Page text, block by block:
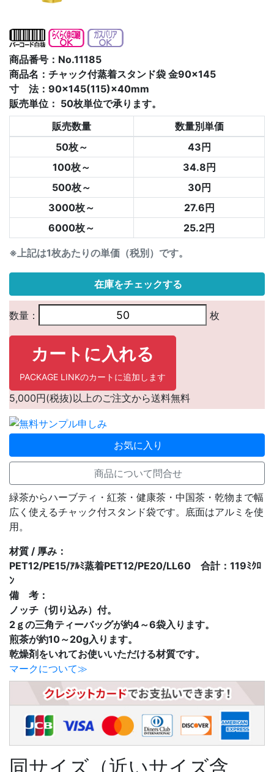
商品番号：No.11185
商品名：チャック付蒸着スタンド袋 金90×145
寸 法：90×145(115)×40mm
販売単位： 50枚単位で承ります。
※上記は1枚あたりの単価（税別）です。
販売数量
数量別単価
50枚～
43円
100枚～
34.8円
500枚～
30円
3000枚～
27.6円
6000枚～
25.2円
在庫をチェックする
数量： 枚
カートに入れる
PACKAGE LINKのカートに追加します
5,000円(税抜)以上のご注文から送料無料
お気に入り
商品について問合せ
緑茶からハーブティ・紅茶・健康茶・中国茶・乾物まで幅
広く使えるチャック付スタンド袋です。底面はアルミを使
用。
材質 / 厚み：
PET12/PE15/ｱﾙﾐ蒸着PET12/PE20/LL60 合計：119ﾐｸﾛ
ﾝ
備 考：
ノッチ（切り込み）付。
2ｇの三角ティーバッグが約4～6袋入ります。
煎茶が約10～20g入ります。
乾燥剤をいれてお使いいただける材質です。
マークについて≫
同サイズ（近いサイズ含